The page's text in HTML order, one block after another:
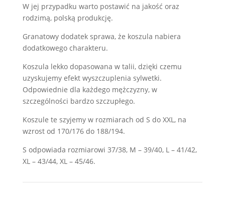
W jej przypadku warto postawić na jakość oraz
rodzimą, polską produkcję.
Granatowy dodatek sprawa, że koszula nabiera
dodatkowego charakteru.
Koszula lekko dopasowana w talii, dzięki czemu
uzyskujemy efekt wyszczuplenia sylwetki.
Odpowiednie dla każdego mężczyzny, w
szczególności bardzo szczupłego.
Koszule te szyjemy w rozmiarach od S do XXL, na
wzrost od 170/176 do 188/194.
S odpowiada rozmiarowi 37/38, M – 39/40, L – 41/42,
XL – 43/44, XL – 45/46.